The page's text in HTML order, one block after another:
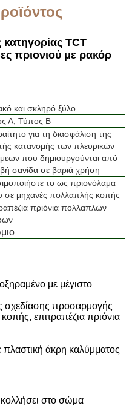
TCT
πριονιού με ρακόρ
και σκληρό ξύλο
Α, Τύπος Β
για τη διασφάλιση της
κατανομής των πλευρικών
που δημιουργούνται από
σανίδα σε βαριά χρήση
το ως πριονόλαμα
σε μηχανές πολλαπλής κοπής
πριόνια πολλαπλών
με μέγιστο
σχεδίασης προσαρμογής
επιτραπέζια πριόνια
πλαστική άκρη καλύμματος
κολλήσει στο σώμα